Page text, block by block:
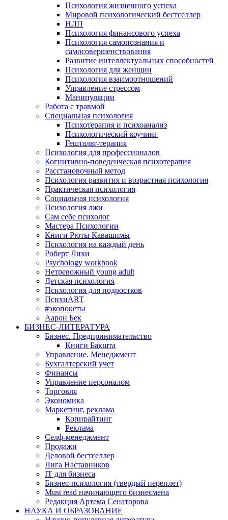
Психология жизненного успеха
Мировой психологический бестселлер
НЛП
Психология финансового успеха
Психология самопознания и
самосовершенствования
Развитие интеллектуальных способностей
Психология для женщин
Психология взаимоотношений
Управление стрессом
Манипуляции
Работа с травмой
Специальная психология
Психотерапия и психоанализ
Психологический коучинг
Гештальт-терапия
Психология для профессионалов
Когнитивно-поведенческая психотерапия
Расстановочный метод
Психология развития и возрастная психология
Практическая психология
Социальная психология
Психология лжи
Сам себе психолог
Мастера Психологии
Книги Рюты Кавашимы
Психология на каждый день
Роберт Лихи
Psychology workbook
Нетревожный young adult
Детская психология
Психология для подростков
ПсихиART
#экопокеты
Аарон Бек
БИЗНЕС-ЛИТЕРАТУРА
Бизнес. Предпринимательство
Книги Бакшта
Управление. Менеджмент
Бухгалтерский учет
Финансы
Управление персоналом
Торговля
Экономика
Маркетинг, реклама
Копирайтинг
Реклама
Селф-менеджмент
Продажи
Деловой бестселлер
Лига Наставников
IT для бизнеса
Бизнес-психология (твердый переплет)
Must read начинающего бизнесмена
Редакция Артема Сенаторова
НАУКА И ОБРАЗОВАНИЕ